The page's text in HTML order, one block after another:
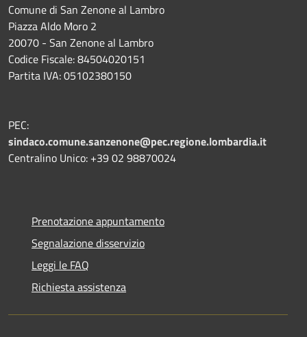
Comune di San Zenone al Lambro
Piazza Aldo Moro 2
20070 - San Zenone al Lambro
Codice Fiscale: 84504020151
Partita IVA: 05102380150
PEC:
sindaco.comune.sanzenone@pec.regione.lombardia.it
Centralino Unico: +39 02 98870024
Prenotazione appuntamento
Segnalazione disservizio
Leggi le FAQ
Richiesta assistenza